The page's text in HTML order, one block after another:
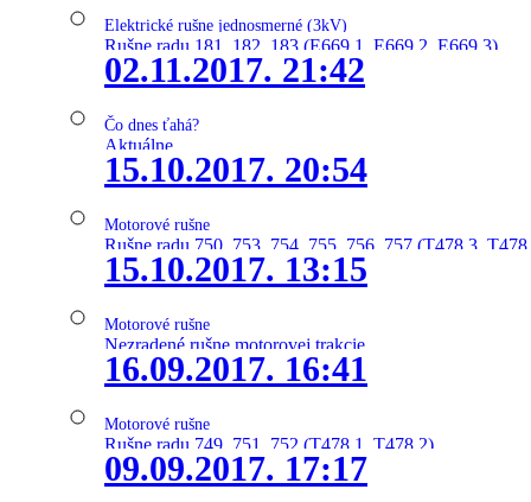
Elektrické rušne jednosmerné (3kV)
Rušne radu 181, 182, 183 (E669.1, E669.2, E669.3)
02.11.2017. 21:42
Čo dnes ťahá?
Aktuálne
15.10.2017. 20:54
Motorové rušne
Rušne radu 750, 753, 754, 755, 756, 757 (T478.3,
15.10.2017. 13:15
Motorové rušne
Nezradené rušne motorovej trakcie
16.09.2017. 16:41
Motorové rušne
Rušne radu 749, 751, 752 (T478.1, T478.2)
09.09.2017. 17:17